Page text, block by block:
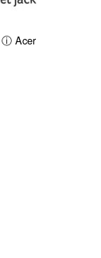
ⓘ Acer